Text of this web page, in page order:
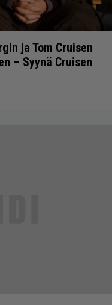
ja Tom Cruisen
– Syynä Cruisen